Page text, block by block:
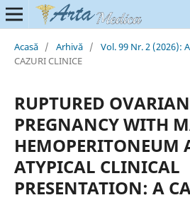
Acasă / Arhivă / Vol. 99 Nr. 2 (2026):
CAZURI CLINICE
RUPTURED
PREGNANCY WITH
HEMOPERITONEUM
ATYPICAL CLINICAL
PRESENTATION: A